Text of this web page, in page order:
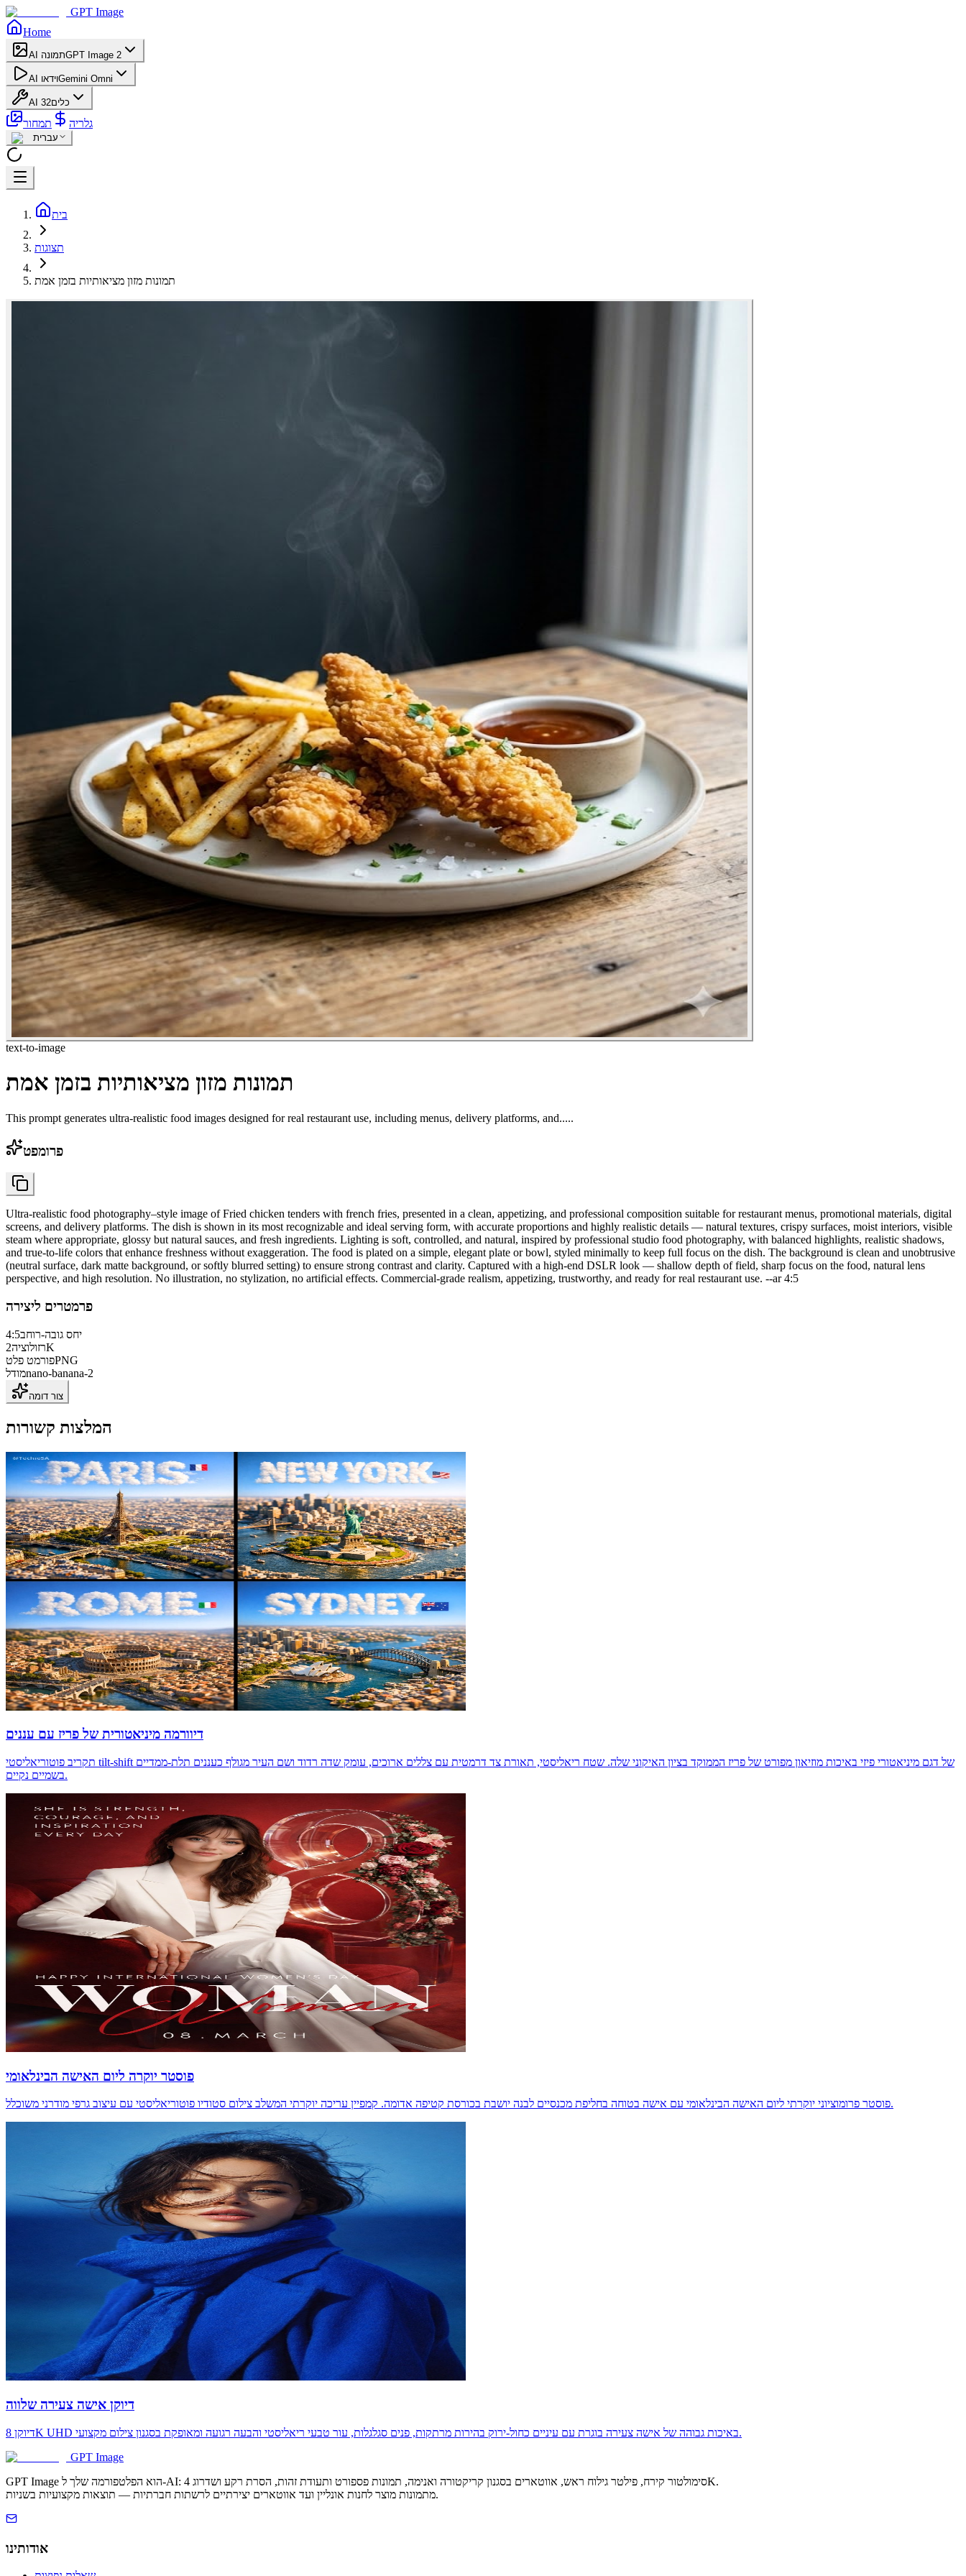
GPT Image
Home
AI תמונהGPT Image 2
AI וידאוGemini Omni
AI כלים32
גלריה תמחור
עברית
בית
תצוגות
תמונות מזון מציאותיות בזמן אמת
text-to-image
תמונות מזון מציאותיות בזמן אמת
This prompt generates ultra-realistic food images designed for real restaurant use, including menus, delivery platforms, and.....
פרומפט
Ultra-realistic food photography–style image of Fried chicken tenders with french fries, presented in a clean, appetizing, and professional composition suitable for restaurant menus, promotional materials, digital
screens, and delivery platforms. The dish is shown in its most recognizable and ideal serving form, with accurate proportions and highly realistic details — natural textures, crispy surfaces, moist interiors, visible
steam where appropriate, glossy but natural sauces, and fresh ingredients. Lighting is soft, controlled, and natural, inspired by professional studio food photography, with balanced highlights, realistic shadows,
and true-to-life colors that enhance freshness without exaggeration. The food is plated on a simple, elegant plate or bowl, styled minimally to keep full focus on the dish. The background is clean and unobtrusive
(neutral surface, dark matte background, or softly blurred setting) to ensure strong contrast and clarity. Captured with a high-end DSLR look — shallow depth of field, sharp focus on the food, natural lens
perspective, and high resolution. No illustration, no stylization, no artificial effects. Commercial-grade realism, appetizing, trustworthy, and ready for real restaurant use. --ar 4:5
פרמטרים ליצירה
יחס גובה-רוחב4:5
רזולוציה2K
פורמט פלטPNG
מודלnano-banana-2
צור דומה
המלצות קשורות
דיוורמה מיניאטורית של פריז עם עננים
תקריב פוטוריאליסטי tilt-shift של דגם מיניאטורי פיזי באיכות מוזיאון מפורט של פריז הממוקד בציון האיקוני שלה. שטח ריאליסטי, תאורת צד דרמטית עם צללים ארוכים, עומק שדה רדוד ושם העיר מגולף כעננים תלת-ממדיים
בשמיים נקיים.
פוסטר יוקרה ליום האישה הבינלאומי
פוסטר פרומוציוני יוקרתי ליום האישה הבינלאומי עם אישה בטוחה בחליפת מכנסיים לבנה יושבת בכורסת קטיפה אדומה. קמפיין עריכה יוקרתי המשלב צילום סטודיו פוטוריאליסטי עם עיצוב גרפי מודרני משוכלל.
דיוקן אישה צעירה שלווה
דיוקן 8K UHD באיכות גבוהה של אישה צעירה בוגרת עם עיניים כחול-ירוק בהירות מרתקות, פנים סגלגלות, עור טבעי ריאליסטי והבעה רגועה ומאופקת בסגנון צילום מקצועי.
GPT Image
GPT Image הוא הפלטפורמה שלך ל-AI: סימולטור קירח, פילטר גילוח ראש, אווטארים בסגנון קריקטורה ואנימה, תמונות פספורט ותעודת זהות, הסרת רקע ושדרוג 4K.
מתמונות מוצר לחנות אונליין ועד אווטארים יצירתיים לרשתות חברתיות — תוצאות מקצועיות בשניות.
אודותינו